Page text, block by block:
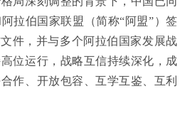
拉伯国家联盟（简称“阿盟”）签
件，并与多个阿拉伯国家发展战
位运行，战略互信持续深化，成
作、开放包容、互学互鉴、互利